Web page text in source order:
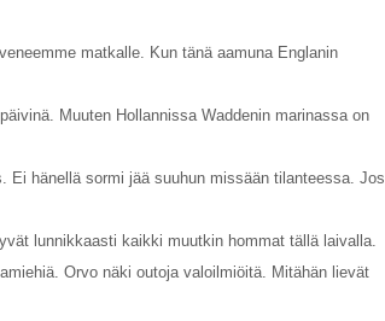
matkalle. Kun tänä aamuna Englanin
Muuten Hollannissa Waddenin marinassa on
hänellä sormi jää suuhun missään tilanteessa. Jos
lunnikkaasti kaikki muutkin hommat tällä laivalla.
Orvo näki outoja valoilmiöitä. Mitähän lievät